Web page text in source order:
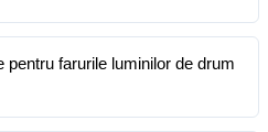
pentru farurile luminilor de drum